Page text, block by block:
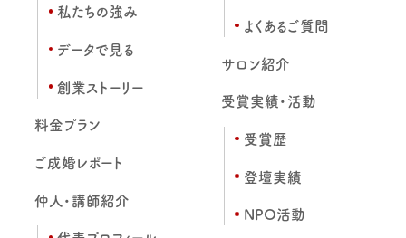
私たちの強み
データで見る
創業ストーリー
料金プラン
ご成婚レポート
仲人・講師紹介
よくあるご質問
サロン紹介
受賞実績・活動
受賞歴
登壇実績
NPO活動